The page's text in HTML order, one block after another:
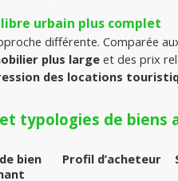
urbain plus complet
différente. Comparée
plus large et des prix
des locations
typologies de biens
bien
Profil d’acheteur